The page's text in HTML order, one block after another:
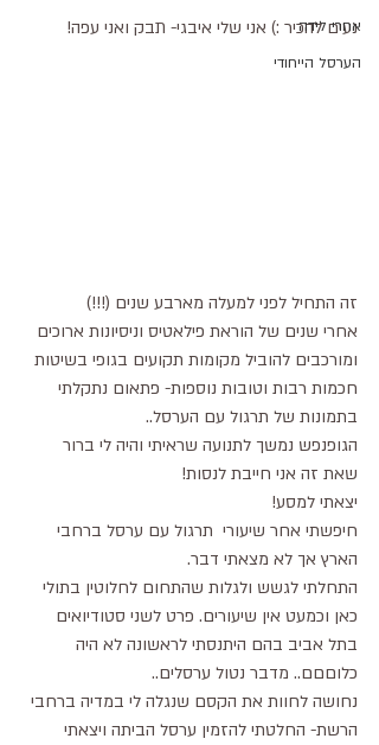
אחרי לידה
הערסל הייחודי
נעים להכיר :) אני שלי איבגי- תבק ואני עפה!
זה התחיל לפני למעלה מארבע שנים (!!!)
אחרי שנים של הוראת פילאטיס וניסיונות ארוכים
ומורכבים להוביל מקומות תקועים בגופי בשיטות
חכמות רבות וטובות נוספות- פתאום נתקלתי
בתמונות של תרגול עם הערסל..
הגופנפש נמשך לתנועה שראיתי והיה לי ברור
שאת זה אני חייבת לנסות!
יצאתי למסע!
חיפשתי אחר שיעורי  תרגול עם ערסל ברחבי
הארץ אך לא מצאתי דבר.
התחלתי לגשש ולגלות שהתחום לחלוטין בתולי
כאן וכמעט אין שיעורים. פרט לשני סטודיואים
בתל אביב בהם היתנסתי לראשונה לא היה
כלוםםם.. מדבר נטול ערסלים..
נחושה לחוות את הקסם שנגלה לי במדיה ברחבי
הרשת- החלטתי להזמין ערסל הביתה ויצאתי